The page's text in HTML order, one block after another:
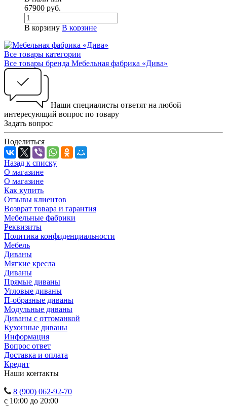
67900 руб.
В корзину В корзине
Все товары категории
Все товары бренда Мебельная фабрика «Дива»
Наши специалисты ответят на любой
интересующий вопрос по товару
Задать вопрос
Поделиться
Назад к списку
О магазине
О магазине
Как купить
Отзывы клиентов
Возврат товара и гарантия
Мебельные фабрики
Реквизиты
Политика конфиденциальности
Мебель
Диваны
Мягкие кресла
Диваны
Прямые диваны
Угловые диваны
П-образные диваны
Модульные диваны
Диваны с оттоманкой
Кухонные диваны
Информация
Вопрос ответ
Доставка и оплата
Кредит
Наши контакты
8 (900) 062-92-70
с 10:00 до 20:00